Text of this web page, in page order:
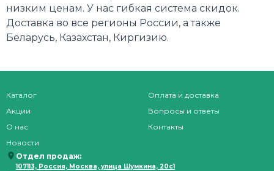
низким ценам. У нас гибкая система скидок.
Доставка во все регионы России, а также
Беларусь, Казахстан, Киргизию.
Каталог
Акции
О нас
Новости
Оплата и доставка
Вопросы и ответы
Контакты
Отдел продаж:
107113, Россия, Москва, улица Шумкина, 20с1